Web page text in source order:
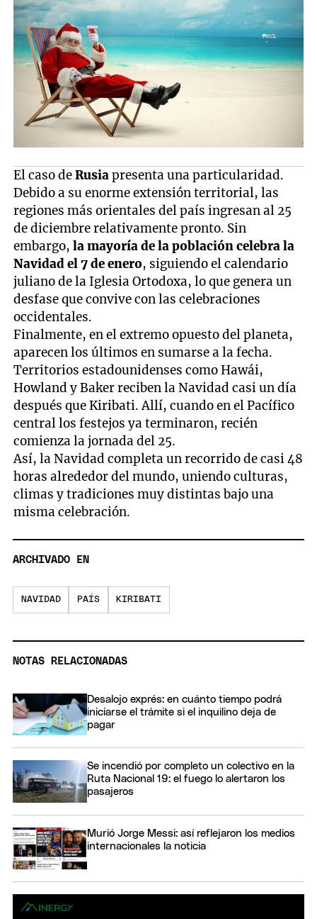
El caso deRusiapresenta una particularidad.
Debido a su enorme extensión territorial, las
regiones más orientales del país ingresan al 25
de diciembre relativamente pronto. Sin
embargo,la mayoría de la población celebra la
Navidad el 7 de enero, siguiendo el calendario
juliano de la Iglesia Ortodoxa, lo que genera un
desfase que convive con las celebraciones
occidentales.
Finalmente, en el extremo opuesto del planeta,
aparecen los últimos en sumarse a la fecha.
Territorios estadounidenses como Hawái,
Howland y Baker reciben la Navidad casi un día
después que Kiribati. Allí, cuando en el Pacífico
central los festejos ya terminaron, recién
comienza la jornada del 25.
Así, la Navidad completa un recorrido de casi 48
horas alrededor del mundo, uniendo culturas,
climas y tradiciones muy distintas bajo una
misma celebración.
ARCHIVADO EN
NAVIDAD PAÍS KIRIBATI
NOTAS RELACIONADAS
Desalojo exprés: en cuánto tiempo podrá
iniciarse el trámite si el inquilino deja de
pagar
Se incendió por completo un colectivo en la
Ruta Nacional 19: el fuego lo alertaron los
pasajeros
Murió Jorge Messi: así reflejaron los medios
internacionales la noticia